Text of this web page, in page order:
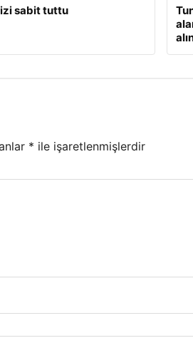
sabit tuttu
* ile işaretlenmişlerdir